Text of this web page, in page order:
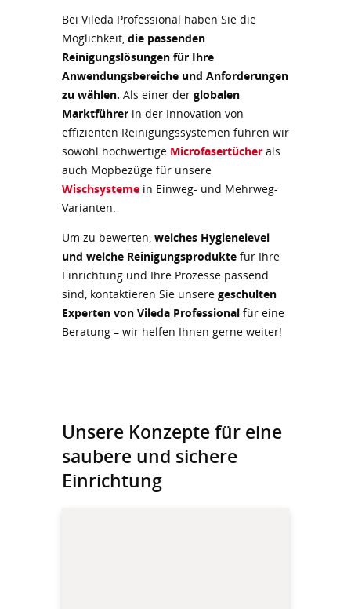
Bei Vileda Professional haben Sie die
Möglichkeit, die passenden
Reinigungslösungen für Ihre
Anwendungsbereiche und Anforderungen
zu wählen. Als einer der globalen
Marktführer in der Innovation von
effizienten Reinigungssystemen führen wir
sowohl hochwertige Microfasertücher als
auch Mopbezüge für unsere
Wischsysteme in Einweg- und Mehrweg-
Varianten.
Um zu bewerten, welches Hygienelevel
und welche Reinigungsprodukte für Ihre
Einrichtung und Ihre Prozesse passend
sind, kontaktieren Sie unsere geschulten
Experten von Vileda Professional für eine
Beratung – wir helfen Ihnen gerne weiter!
Unsere Konzepte für eine
saubere und sichere
Einrichtung